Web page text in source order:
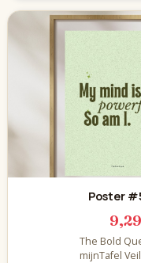
Poster
The Bold
mijnTafel